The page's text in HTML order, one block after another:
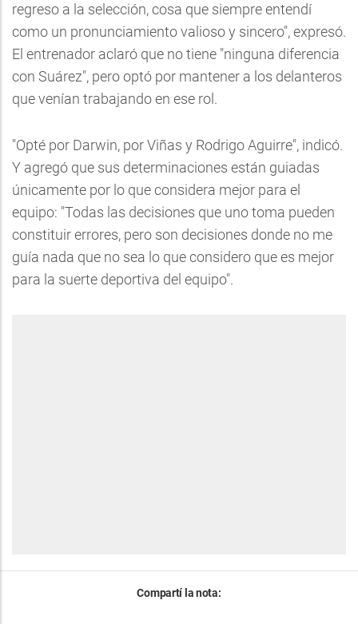
regreso a la selección, cosa que siempre entendí
como un pronunciamiento valioso y sincero", expresó.
El entrenador aclaró que no tiene "ninguna diferencia
con Suárez", pero optó por mantener a los delanteros
que venían trabajando en ese rol.
"Opté por Darwin, por Viñas y Rodrigo Aguirre", indicó.
Y agregó que sus determinaciones están guiadas
únicamente por lo que considera mejor para el
equipo: "Todas las decisiones que uno toma pueden
constituir errores, pero son decisiones donde no me
guía nada que no sea lo que considero que es mejor
para la suerte deportiva del equipo".
Compartí la nota: